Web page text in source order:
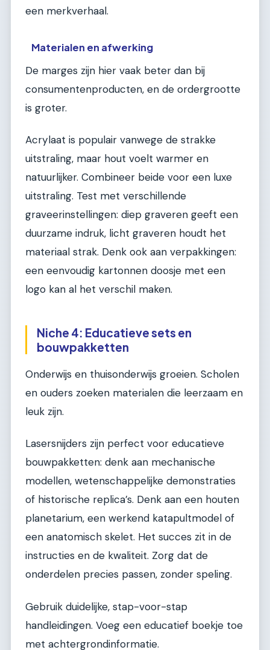
een merkverhaal.
Materialen en afwerking
De marges zijn hier vaak beter dan bij
consumentenproducten, en de ordergrootte
is groter.
Acrylaat is populair vanwege de strakke
uitstraling, maar hout voelt warmer en
natuurlijker. Combineer beide voor een luxe
uitstraling. Test met verschillende
graveerinstellingen: diep graveren geeft een
duurzame indruk, licht graveren houdt het
materiaal strak. Denk ook aan verpakkingen:
een eenvoudig kartonnen doosje met een
logo kan al het verschil maken.
Niche 4: Educatieve sets en
bouwpakketten
Onderwijs en thuisonderwijs groeien. Scholen
en ouders zoeken materialen die leerzaam en
leuk zijn.
Lasersnijders zijn perfect voor educatieve
bouwpakketten: denk aan mechanische
modellen, wetenschappelijke demonstraties
of historische replica’s. Denk aan een houten
planetarium, een werkend katapultmodel of
een anatomisch skelet. Het succes zit in de
instructies en de kwaliteit. Zorg dat de
onderdelen precies passen, zonder speling.
Gebruik duidelijke, stap-voor-stap
handleidingen. Voeg een educatief boekje toe
met achtergrondinformatie.